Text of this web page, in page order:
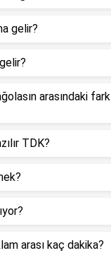
gelir?
arasındaki fark
TDK?
arası kaç dakika?